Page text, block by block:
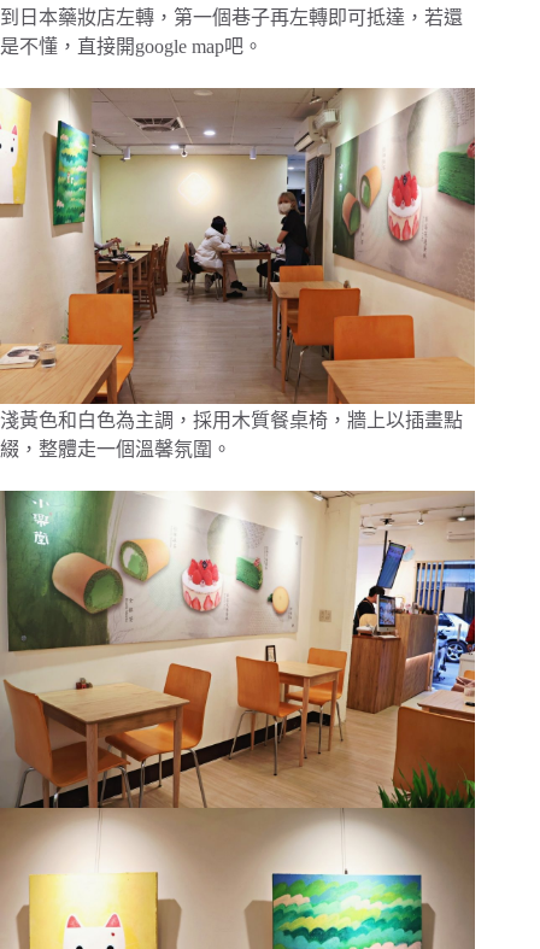
到日本藥妝店左轉，第一個巷子再左轉即可抵達，若還
是不懂，直接開google map吧。
淺黃色和白色為主調，採用木質餐桌椅，牆上以插畫點
綴，整體走一個溫馨氛圍。